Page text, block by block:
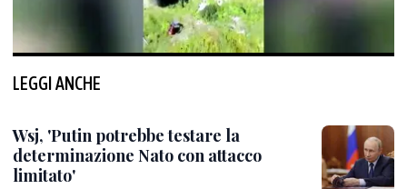
LEGGI ANCHE
Wsj, 'Putin potrebbe testare la
determinazione Nato con attacco
limitato'